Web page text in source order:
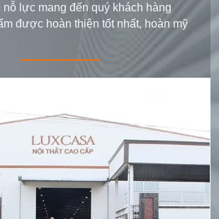
nỗ lực mang đến quý khách hàng
được hoàn thiện tốt nhất, hoàn mỹ